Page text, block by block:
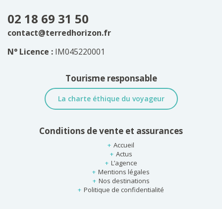
02 18 69 31 50
contact@terredhorizon.fr
N° Licence : IM045220001
Tourisme responsable
La charte éthique du voyageur
Conditions de vente et assurances
Accueil
Actus
L’agence
Mentions légales
Nos destinations
Politique de confidentialité